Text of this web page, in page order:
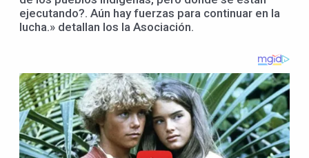
ejecutando?. Aún hay fuerzas para continuar en la
lucha.» detallan los la Asociación.